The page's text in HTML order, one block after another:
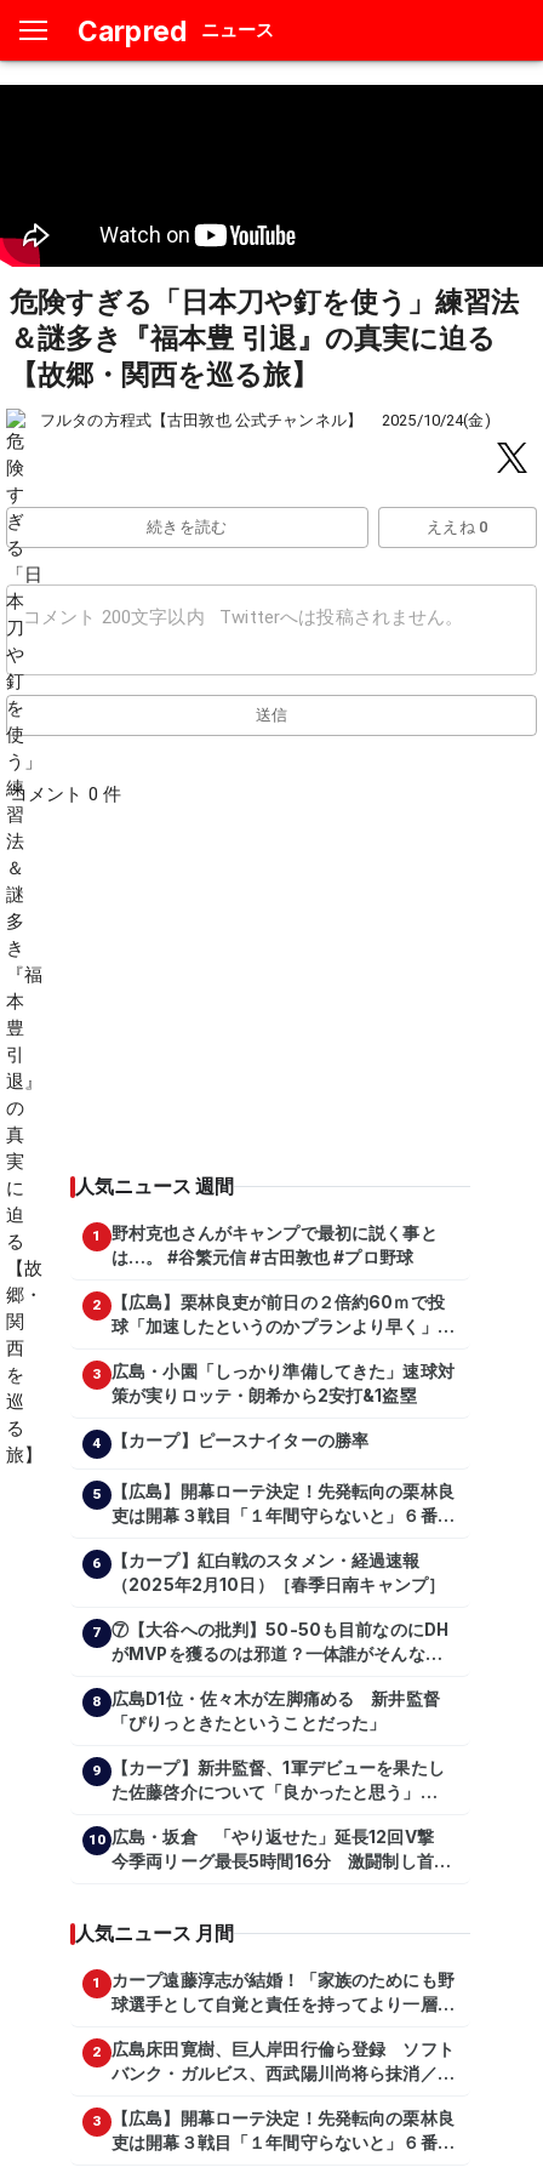
Carpred ニュース
危険すぎる「日本刀や釘を使う」練習法
＆謎多き『福本豊 引退』の真実に迫る
【故郷・関西を巡る旅】
フルタの方程式【古田敦也 公式チャンネル】 2025/10/24(金)
続きを読む ええね 0
送信
コメント 0 件
人気ニュース 週間
1
野村克也さんがキャンプで最初に説く事と
は…。 #谷繁元信 #古田敦也 #プロ野球
2
【広島】栗林良吏が前日の２倍約60ｍで投
球「加速したというのかプランより早く」自
3
広島・小園「しっかり準備してきた」速球対
策が実りロッテ・朗希から2安打&1盗塁
4 【カープ】ピースナイターの勝率
5
【広島】開幕ローテ決定！先発転向の栗林良
吏は開幕３戦目「１年間守らないと」６番手
6
【カープ】紅白戦のスタメン・経過速報
（2025年2月10日）［春季日南キャンプ］
7
⑦【大谷への批判】50-50も目前なのにDH
がMVPを獲るのは邪道？一体誰がそんな事
【shoheiohtani】【池田親興】【高橋慶
彦】【広島東洋カープ】【プロ野球】
8
広島D1位・佐々木が左脚痛める 新井監督
「ぴりっときたということだった」
9
【カープ】新井監督、1軍デビューを果たし
た佐藤啓介について「良かったと思う」
10 広島・坂倉 「やり返せた」延長12回V撃
今季両リーグ最長5時間16分 激闘制し首位
人気ニュース 月間
1
カープ遠藤淳志が結婚！「家族のためにも野
球選手として自覚と責任を持ってより一層頑
2
広島床田寛樹、巨人岸田行倫ら登録 ソフト
バンク・ガルビス、西武陽川尚将ら抹消／２
3
【広島】開幕ローテ決定！先発転向の栗林良
吏は開幕３戦目「１年間守らないと」６番手